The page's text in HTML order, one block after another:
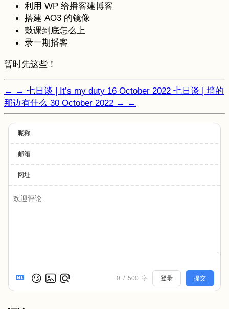
利用 WP 给播客建博客
搭建 AO3 的镜像
鼓课到底怎么上
录一期播客
暂时先这些！
← → 七日谈 | It’s my duty 16 October 2022 七日谈 | 墙的
那边有什么 30 October 2022 → ←
昵称
邮箱
网址
0 / 500 字 登录 提交